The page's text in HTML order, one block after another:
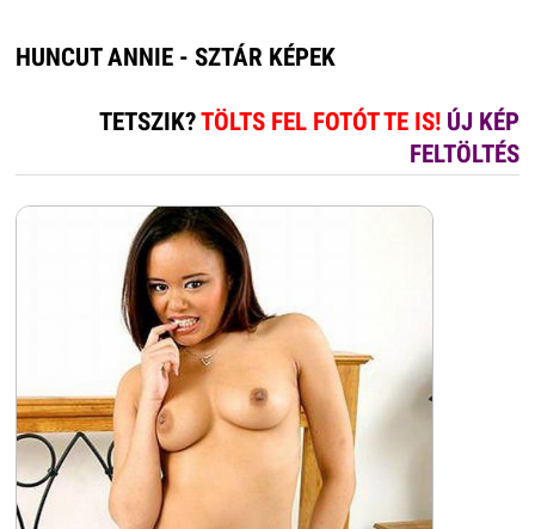
HUNCUT ANNIE - SZTÁR KÉPEK
TETSZIK?TÖLTS FEL FOTÓT TE IS! ÚJ KÉP
FELTÖLTÉS